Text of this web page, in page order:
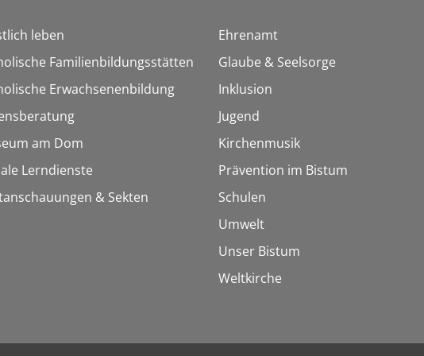
leben
Familienbildungsstätten
Erwachsenenbildung
am Dom
Lerndienste
& Sekten
Ehrenamt
Glaube & Seelsorge
Inklusion
Jugend
Kirchenmusik
Prävention im Bistum
Schulen
Umwelt
Unser Bistum
Weltkirche